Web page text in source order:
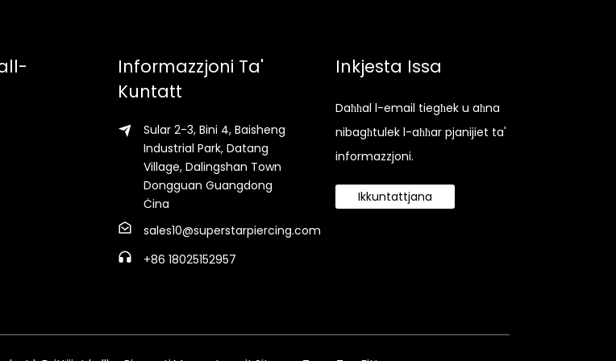
Informazzjoni Ta'
Kuntatt
Sular 2-3, Bini 4, Baisheng
Industrial Park, Datang
Village, Dalingshan Town
Dongguan Guangdong
Ċina
sales10@superstarpiercing.com
+86 18025152957
Inkjesta Issa
Daħħal l-email tiegħek u aħna
nibagħtulek l-aħħar pjanijiet ta'
informazzjoni.
Ikkuntattjana